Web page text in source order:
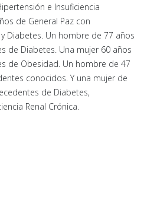
e Insuficiencia
de General Paz con
Diabetes. Un hombre de 77 años
de Diabetes. Una mujer 60 años
de Obesidad. Un hombre de 47
conocidos. Y una mujer de
de Diabetes,
Renal Crónica.